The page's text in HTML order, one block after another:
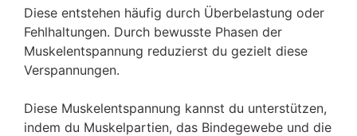
Diese entstehen häufig durch Überbelastung oder
Fehlhaltungen. Durch bewusste Phasen der
Muskelentspannung reduzierst du gezielt diese
Verspannungen.
Diese Muskelentspannung kannst du unterstützen,
indem du Muskelpartien, das Bindegewebe und die